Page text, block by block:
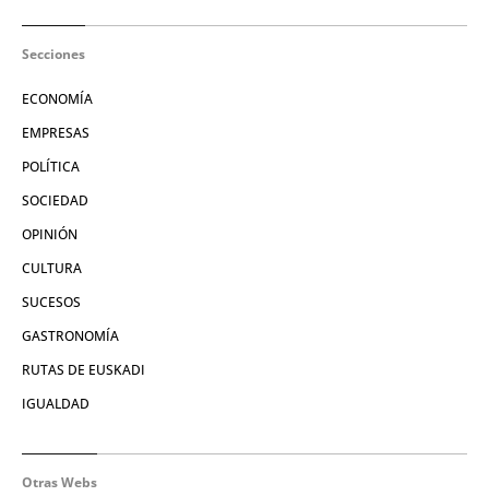
Secciones
ECONOMÍA
EMPRESAS
POLÍTICA
SOCIEDAD
OPINIÓN
CULTURA
SUCESOS
GASTRONOMÍA
RUTAS DE EUSKADI
IGUALDAD
Otras Webs